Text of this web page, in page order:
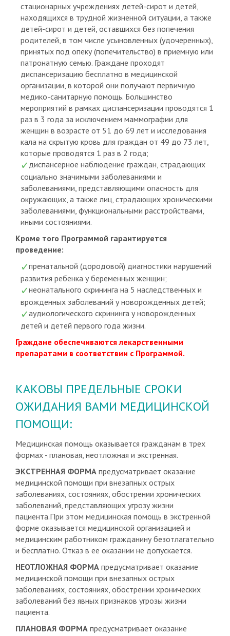
стационарных учреждениях детей-сирот и детей,
находящихся в трудной жизненной ситуации, а также
детей-сирот и детей, оставшихся без попечения
родителей, в том числе усыновленных (удочеренных),
принятых под опеку (попечительство) в приемную или
патронатную семью. Граждане проходят
диспансеризацию бесплатно в медицинской
организации, в которой они получают первичную
медико-санитарную помощь. Большинство
мероприятий в рамках диспансеризации проводятся 1
раз в 3 года за исключением маммографии для
женщин в возрасте от 51 до 69 лет и исследования
кала на скрытую кровь для граждан от 49 до 73 лет,
которые проводятся 1 раз в 2 года;
диспансерное наблюдение граждан, страдающих
социально значимыми заболеваниями и
заболеваниями, представляющими опасность для
окружающих, а также лиц, страдающих хроническими
заболеваниями, функциональными расстройствами,
иными состояниями.
Кроме того Программой гарантируется
проведение:
пренатальной (дородовой) диагностики нарушений
развития ребенка у беременных женщин;
неонатального скрининга на 5 наследственных и
врожденных заболеваний у новорожденных детей;
аудиологического скрининга у новорожденных
детей и детей первого года жизни.
Граждане обеспечиваются лекарственными
препаратами в соответствии с Программой.
КАКОВЫ ПРЕДЕЛЬНЫЕ СРОКИ
ОЖИДАНИЯ ВАМИ МЕДИЦИНСКОЙ
ПОМОЩИ:
Медицинская помощь оказывается гражданам в трех
формах - плановая, неотложная и экстренная.
ЭКСТРЕННАЯ ФОРМА предусматривает оказание
медицинской помощи при внезапных острых
заболеваниях, состояниях, обострении хронических
заболеваний, представляющих угрозу жизни
пациента.При этом медицинская помощь в экстренной
форме оказывается медицинской организацией и
медицинским работником гражданину безотлагательно
и бесплатно. Отказ в ее оказании не допускается.
НЕОТЛОЖНАЯ ФОРМА предусматривает оказание
медицинской помощи при внезапных острых
заболеваниях, состояниях, обострении хронических
заболеваний без явных признаков угрозы жизни
пациента.
ПЛАНОВАЯ ФОРМА предусматривает оказание